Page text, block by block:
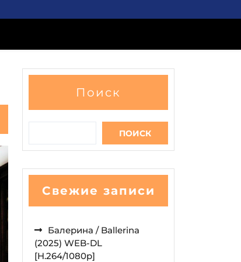
Поиск
ПОИСК
Свежие записи
Балерина / Ballerina
(2025) WEB-DL
[H.264/1080p]